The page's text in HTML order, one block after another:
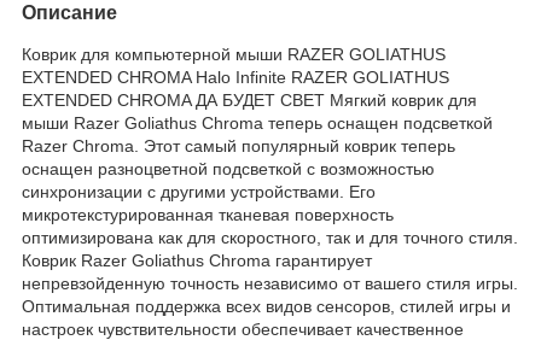
Описание
Коврик для компьютерной мыши RAZER GOLIATHUS
EXTENDED CHROMA Halo Infinite RAZER GOLIATHUS
EXTENDED CHROMA ДА БУДЕТ СВЕТ Мягкий коврик для
мыши Razer Goliathus Chroma теперь оснащен подсветкой
Razer Chroma. Этот самый популярный коврик теперь
оснащен разноцветной подсветкой с возможностью
синхронизации с другими устройствами. Его
микротекстурированная тканевая поверхность
оптимизирована как для скоростного, так и для точного стиля.
Коврик Razer Goliathus Chroma гарантирует
непревзойденную точность независимо от вашего стиля игры.
Оптимальная поддержка всех видов сенсоров, стилей игры и
настроек чувствительности обеспечивает качественное